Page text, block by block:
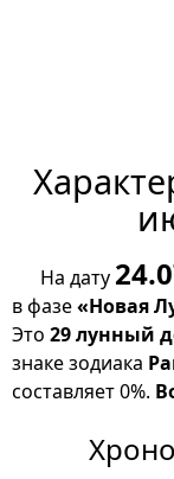
На дату
в фазе«Новая
Это 29 лунный
знаке зодиака
составляет 0%.